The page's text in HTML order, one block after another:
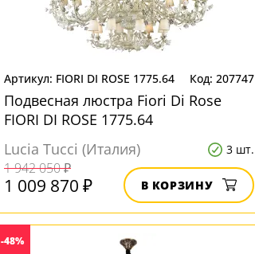
FIORI DI ROSE 1775.64 207747
Подвесная люстра Fiori Di Rose
FIORI DI ROSE 1775.64
Lucia Tucci (Италия)
3 шт.
1 942 050 ₽
1 009 870 ₽ В КОРЗИНУ
-48%